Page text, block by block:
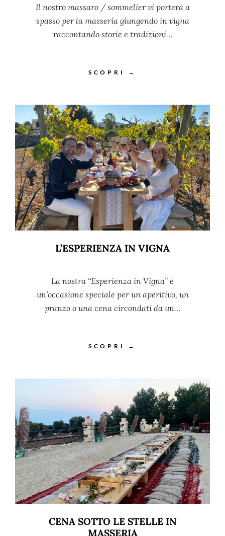
Il nostro massaro / sommelier vi porterà a
spasso per la masseria giungendo in vigna
raccontando storie e tradizioni…
SCOPRI →
L’ESPERIENZA IN VIGNA
La nostra “Esperienza in Vigna” è
un’occasione speciale per un aperitivo, un
pranzo o una cena circondati da un…
SCOPRI →
CENA SOTTO LE STELLE IN
MASSERIA